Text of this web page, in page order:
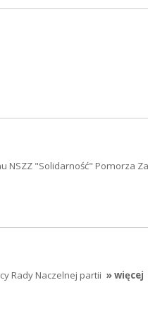
NSZZ "Solidarność" Pomorza
Rady Naczelnej partii » więcej